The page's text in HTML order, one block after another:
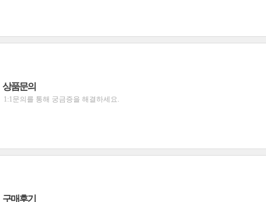
상품문의
1:1문의를 통해 궁금증을 해결하세요.
구매후기